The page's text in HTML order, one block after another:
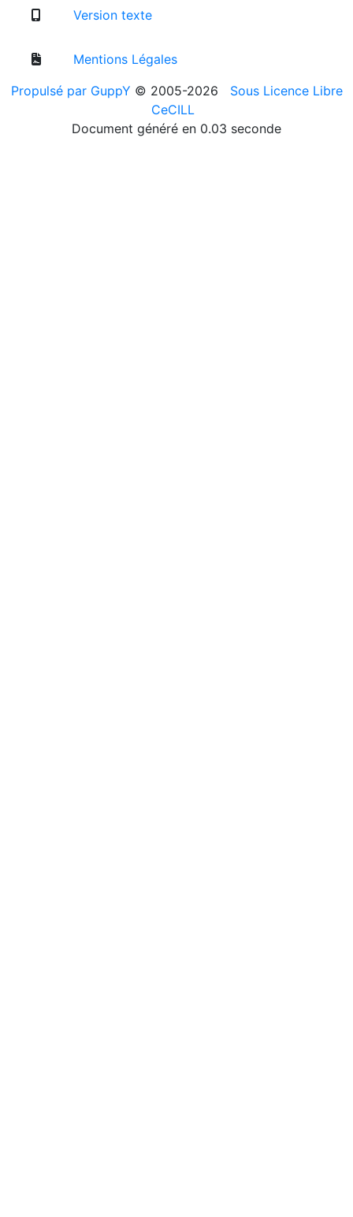
Version texte
Mentions Légales
Propulsé par GuppY © 2005-2026
Sous Licence Libre
CeCILL
Document généré en 0.03 seconde